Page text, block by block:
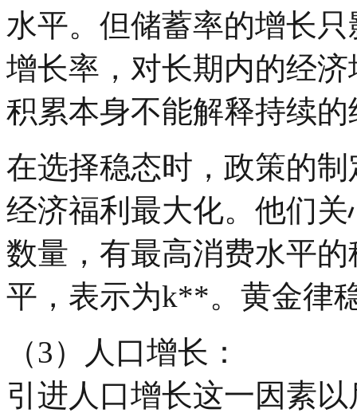
水平。但储蓄率的增长
增长率，对长期内的经
积累本身不能解释持续
在选择稳态时，政策的
经济福利最大化。他们
数量，有最高消费水平
平，表示为k**。黄金律
（3）人口增长：
引进人口增长这一因素